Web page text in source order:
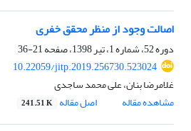
اصالت وجود از منظر محقق خفری
دوره 52، شماره 1، تیر 1398، صفحه
21-36
10.22059/jitp.2019.256730.523024
غلامرضا بنان، علی محمد ساجدی
مشاهده مقاله
اصل مقاله 241.51 K